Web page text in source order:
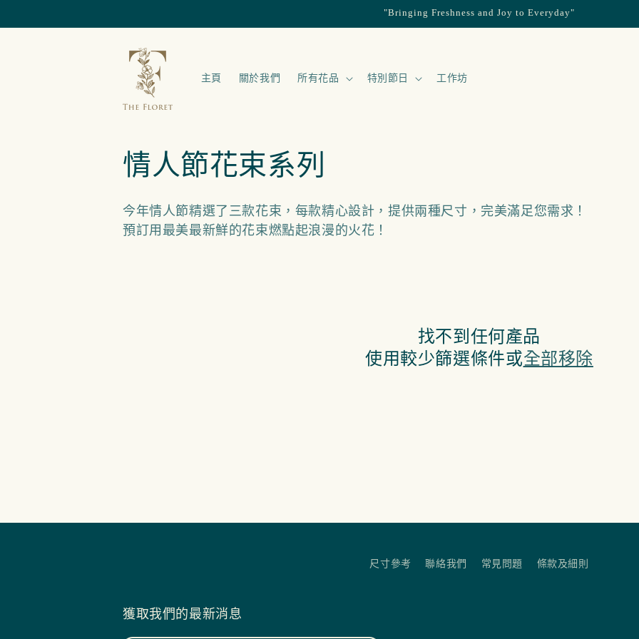
"Bringing Freshness and Joy to Everyday"
主頁 關於我們 所有花品 特別節日 工作坊
商
品
系
情人節花束系列
今年情人節精選了三款花束，每款精心設計，提供兩種尺寸，完美滿足您需求！
預訂用最美最新鮮的花束燃點起浪漫的火花！
找不到任何產品
使用較少篩選條件或全部移除
尺寸參考 聯絡我們 常見問題 條款及細則
獲取我們的最新消息